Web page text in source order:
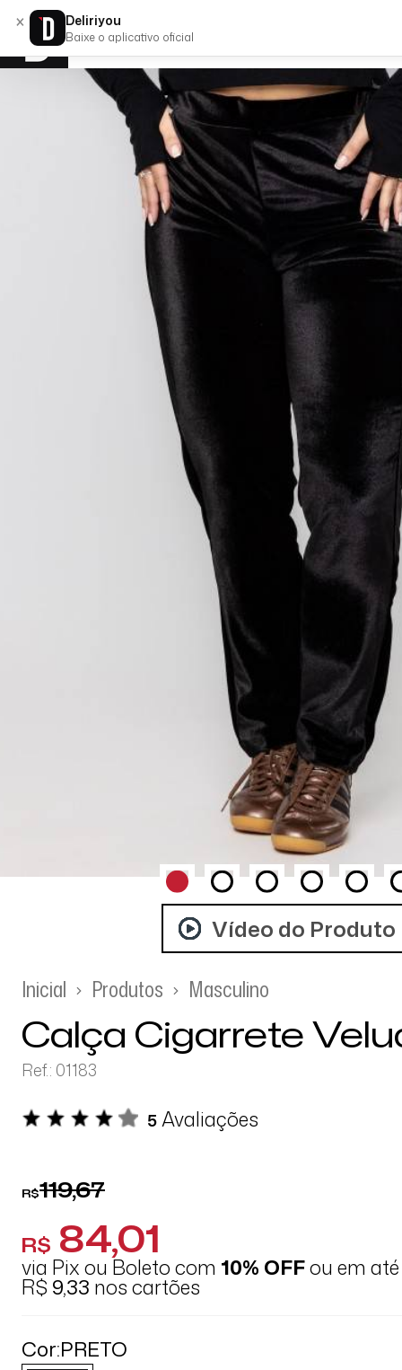
Vídeo do Produto
Inicial
Produtos Masculino
Calça Cigarrete
Ref.: 01183
5Avaliações
R$119,67
R$ 84,01
via Pix ou Boleto com 10% OFFou em
R$ 9,33 nos cartões
Cor:PRETO
× Deliriyou
Baixe o aplicativo oficial